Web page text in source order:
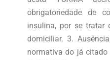
obrigatoriedade de
insulina, por se tratar
domiciliar. 3.
normativa do já